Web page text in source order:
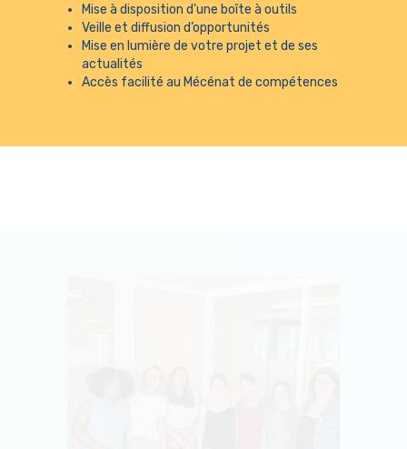
Mise à disposition d’une boîte à outils
Veille et diffusion d’opportunités
Mise en lumière de votre projet et de ses
actualités
Accès facilité au Mécénat de compétences